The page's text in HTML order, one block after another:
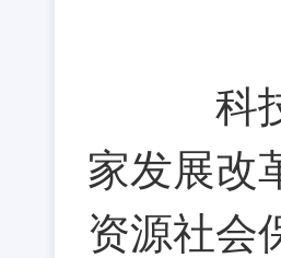
科技部
家发展
资源社